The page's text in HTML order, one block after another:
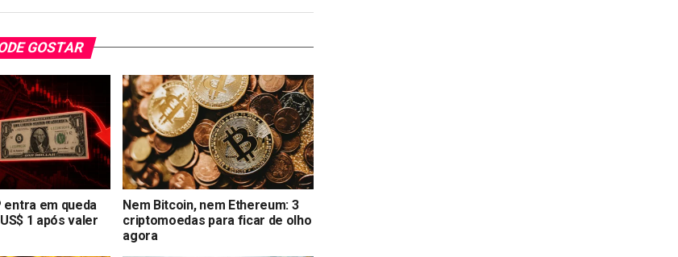
GOSTAR
entra em queda
1 após valer
Nem Bitcoin, nem Ethereum: 3
criptomoedas para ficar de olho
agora